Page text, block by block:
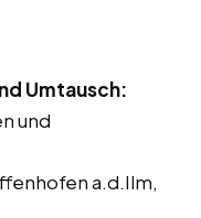
Umtausch:
und
a.d.Ilm,